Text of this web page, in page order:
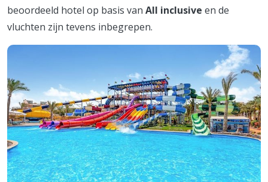
beoordeeld hotel op basis van All inclusive en de
vluchten zijn tevens inbegrepen.